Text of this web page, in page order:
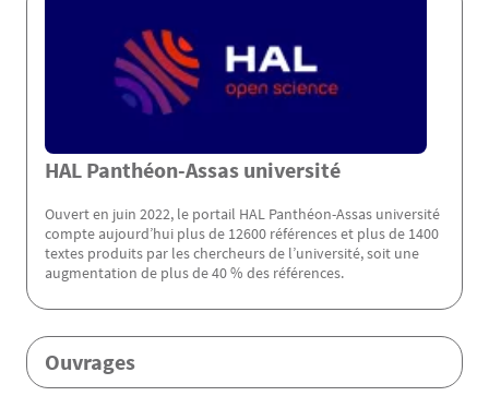
HAL Panthéon-Assas université
Ouvert en juin 2022, le portail HAL Panthéon-Assas université
compte aujourd’hui plus de 12600 références et plus de 1400
textes produits par les chercheurs de l’université, soit une
augmentation de plus de 40 % des références.
Ouvrages